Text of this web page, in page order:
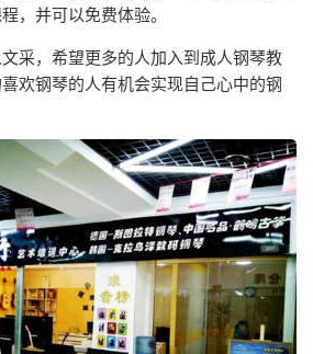
，并可以免费体验。
采，希望更多的人加入到成人钢琴教
欢钢琴的人有机会实现自己心中的钢